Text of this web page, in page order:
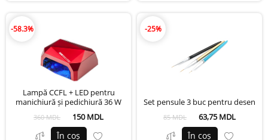
-58.3%
Lampă CCFL + LED pentru
manichiură și pedichiură 36 W
360 MDL 150 MDL
În coș
-25%
Set pensule 3 buc pentru desen
85 MDL 63,75 MDL
În coș